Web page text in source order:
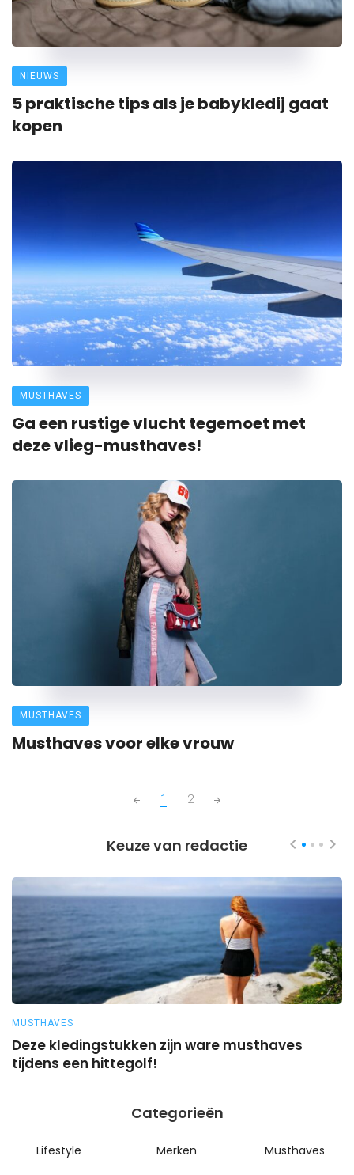
NIEUWS
5 praktische tips als je babykledij gaat
kopen
MUSTHAVES
Ga een rustige vlucht tegemoet met
deze vlieg-musthaves!
MUSTHAVES
Musthaves voor elke vrouw
1 2
Keuze van redactie
MUSTHAVES
Deze kledingstukken zijn ware musthaves
tijdens een hittegolf!
Categorieën
Lifestyle Merken
Musthaves